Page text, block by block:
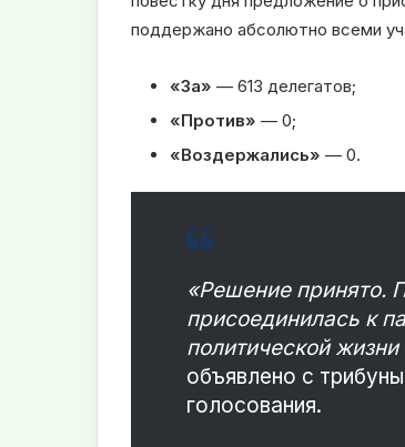
поддержано абсолютно всеми
«За» — 613 делегатов;
«Против» — 0;
«Воздержались» — 0.
«Решение принято.
присоединилась к
политической
объявлено с
голосования.